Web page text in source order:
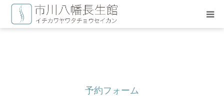
予約フォーム